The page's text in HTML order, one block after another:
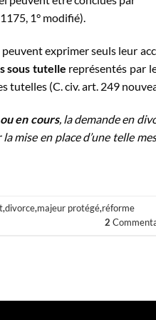
1° modifié).
exprimer seuls leur
sous tutelle représentés par
tutelles (C. civ. art. 249
en cours, la demande en
mise en place d’une telle
,divorce,majeur protégé,réforme
2